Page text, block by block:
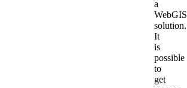
a
WebGIS
solution.
It
is
possible
to
get